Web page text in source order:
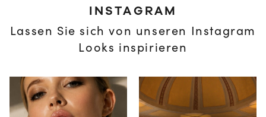
INSTAGRAM
Lassen Sie sich von unseren Instagram
Looks inspirieren